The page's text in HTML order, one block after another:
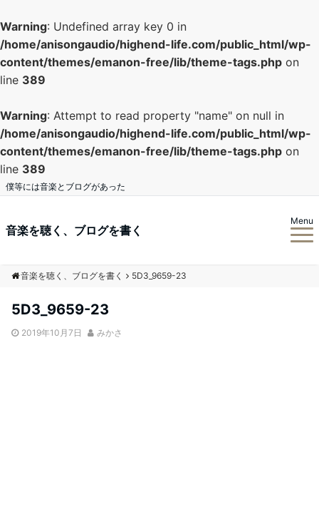
Warning: Undefined array key 0 in
/home/anisongaudio/highend-life.com/public_html/wp-
content/themes/emanon-free/lib/theme-tags.php on
line 389
Warning: Attempt to read property "name" on null in
/home/anisongaudio/highend-life.com/public_html/wp-
content/themes/emanon-free/lib/theme-tags.php on
line 389
僕等には音楽とブログがあった
音楽を聴く、ブログを書く
Menu
音楽を聴く、ブログを書く 5D3_9659-23
5D3_9659-23
2019年10月7日 みかさ